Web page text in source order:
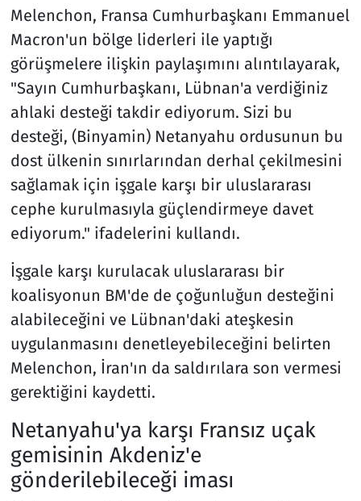
Melenchon, Fransa Cumhurbaşkanı Emmanuel
Macron'un bölge liderleri ile yaptığı
görüşmelere ilişkin paylaşımını alıntılayarak,
"Sayın Cumhurbaşkanı, Lübnan'a verdiğiniz
ahlaki desteği takdir ediyorum. Sizi bu
desteği, (Binyamin) Netanyahu ordusunun bu
dost ülkenin sınırlarından derhal çekilmesini
sağlamak için işgale karşı bir uluslararası
cephe kurulmasıyla güçlendirmeye davet
ediyorum." ifadelerini kullandı.
İşgale karşı kurulacak uluslararası bir
koalisyonun BM'de de çoğunluğun desteğini
alabileceğini ve Lübnan'daki ateşkesin
uygulanmasını denetleyebileceğini belirten
Melenchon, İran'ın da saldırılara son vermesi
gerektiğini kaydetti.
Netanyahu'ya karşı Fransız uçak
gemisinin Akdeniz'e
gönderilebileceği iması